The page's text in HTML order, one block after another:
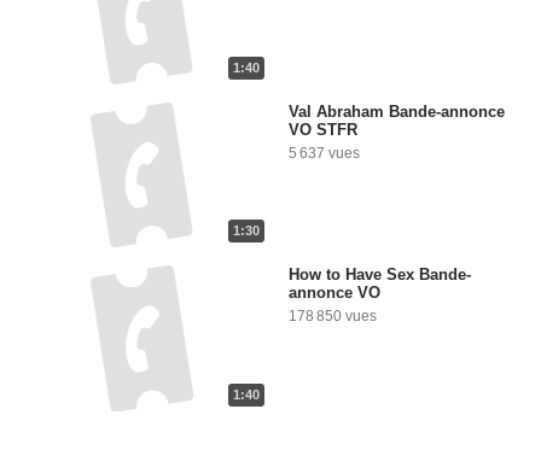
1:40
1:30
Val Abraham Bande-annonce
VO STFR
5 637 vues
1:40
How to Have Sex Bande-
annonce VO
178 850 vues